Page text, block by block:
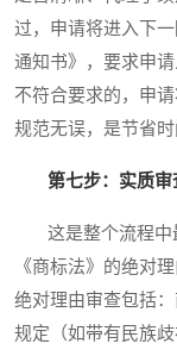
过，申请将进入下
通知书》，要求申
不符合要求的，申
规范无误，是节省时
第七步：实质审
这是整个流程中
《商标法》的绝对
绝对理由审查包括
规定（如带有民族